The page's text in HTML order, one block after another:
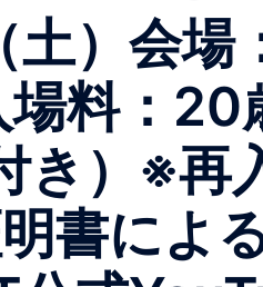
）会場
料：
き）※
書によ